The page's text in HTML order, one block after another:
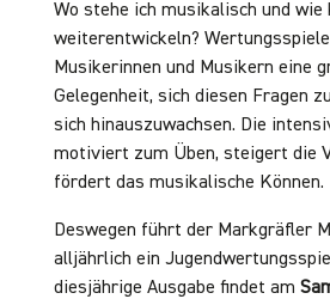
Wo stehe ich musikalisch und wie
weiterentwickeln?
Musikerinnen und Musikern eine
Gelegenheit, sich diesen Fragen
sich hinauszuwachsen. Die
motiviert zum Üben, steigert die
fördert das musikalische Können.
Deswegen führt der Markgräfler
alljährlich ein
diesjährige Ausgabe findet am